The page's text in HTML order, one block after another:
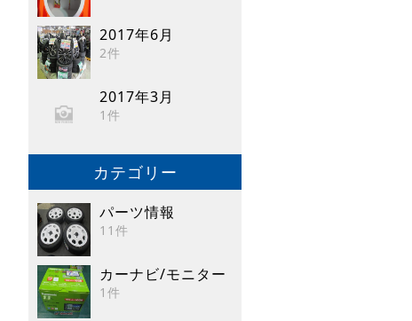
2017年6月
2件
2017年3月
1件
カテゴリー
パーツ情報
11件
カーナビ/モニター
1件